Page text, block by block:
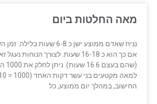
מאה החלטות ביום
נניח שאדם ממוצע ישן כ 6-8 שעות
החישוב, במהלך יום ממוצע, כל